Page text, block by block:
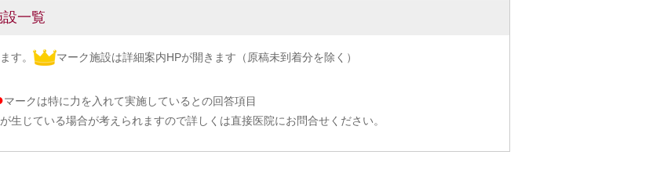
一覧
す。
マーク施設は詳細案内HPが開きます（原稿未到着分を除く）
マークは特に力を入れて実施しているとの回答項目
生じている場合が考えられますので詳しくは直接医院にお問合せください。